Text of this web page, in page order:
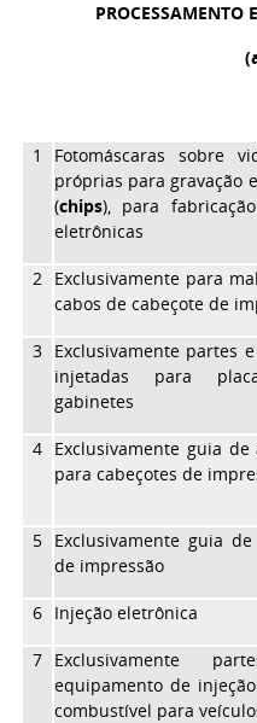
PROCESSAMENTO
1
Fotomáscaras sobre
próprias para gravação
(chips), para
eletrônicas
2 Exclusivamente para
cabos de cabeçote de
3 Exclusivamente partes
injetadas para
gabinetes
4 Exclusivamente guia
para cabeçotes de
5 Exclusivamente guia
de impressão
6 Injeção eletrônica
7 Exclusivamente
equipamento de
combustível para